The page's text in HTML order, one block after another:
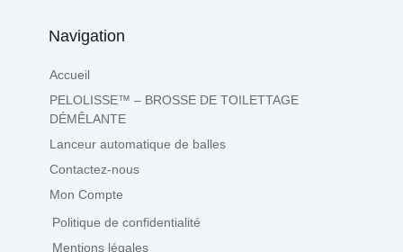
Navigation
Accueil
PELOLISSE™ – BROSSE DE TOILETTAGE
DÉMÊLANTE
Lanceur automatique de balles
Contactez-nous
Mon Compte
Politique de confidentialité
Mentions légales